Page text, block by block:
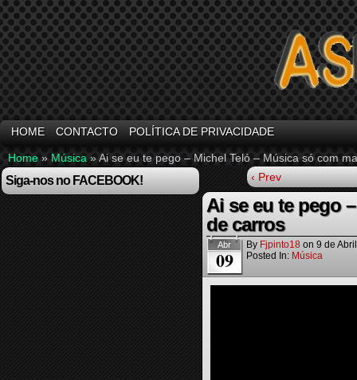
HOME CONTACTO POLÍTICA DE PRIVACIDADE
Home » Música »Ai se eu te pego – Michel Teló – Música só com
Siga-nos no FACEBOOK! ‹ Prev
Ai se eu te pego
de carros
Abr
09
By Fjpinto18 on 9 de
Posted In: Música